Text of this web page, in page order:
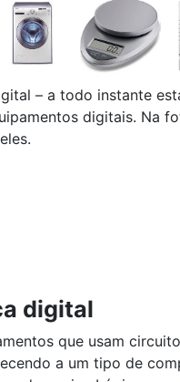
– a todo instante
digitais. Na
digital
que usam
a um tipo de